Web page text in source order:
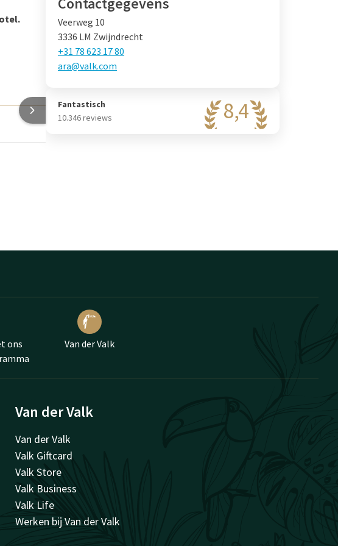
Veerweg 10
3336 LM Zwijndrecht
+31 78 623 17 80
ara@valk.com
8,4
Fantastisch
10.346 reviews
ons
Van der Valk
Van der Valk
Van der Valk
Valk Giftcard
Valk Store
Valk Business
Valk Life
Werken bij Van der Valk